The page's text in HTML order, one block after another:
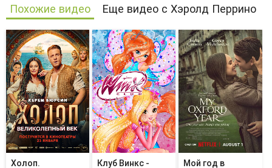
Похожие видео Еще видео с Хэролд Перрино
Холоп.
Клуб Винкс -
Мой год в